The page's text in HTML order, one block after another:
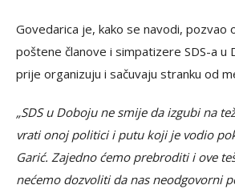
Govedarica je, kako se navodi, pozvao
poštene članove i simpatizere SDS-a u
prije organizuju i sačuvaju stranku od
„SDS u Doboju ne smije da izgubi na
vrati onoj politici i putu koji je vodio
Garić. Zajedno ćemo prebroditi i ove
nećemo dozvoliti da nas neodgovorni